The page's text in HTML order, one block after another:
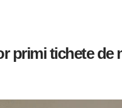
tichete de